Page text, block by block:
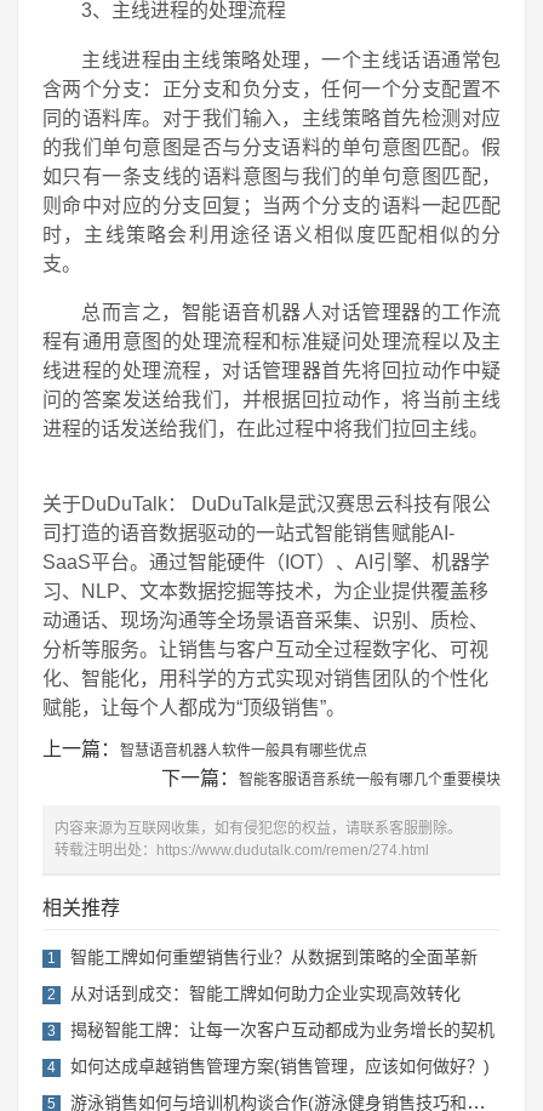
3、主线进程的处理流程
主线进程由主线策略处理，一个主线话语通常包
含两个分支：正分支和负分支，任何一个分支配置不
同的语料库。对于我们输入，主线策略首先检测对应
的我们单句意图是否与分支语料的单句意图匹配。假
如只有一条支线的语料意图与我们的单句意图匹配，
则命中对应的分支回复；当两个分支的语料一起匹配
时，主线策略会利用途径语义相似度匹配相似的分
支。
总而言之，智能语音机器人对话管理器的工作流
程有通用意图的处理流程和标准疑问处理流程以及主
线进程的处理流程，对话管理器首先将回拉动作中疑
问的答案发送给我们，并根据回拉动作，将当前主线
进程的话发送给我们，在此过程中将我们拉回主线。
关于DuDuTalk： DuDuTalk是武汉赛思云科技有限公
司打造的语音数据驱动的一站式智能销售赋能AI-
SaaS平台。通过智能硬件（IOT）、AI引擎、机器学
习、NLP、文本数据挖掘等技术，为企业提供覆盖移
动通话、现场沟通等全场景语音采集、识别、质检、
分析等服务。让销售与客户互动全过程数字化、可视
化、智能化，用科学的方式实现对销售团队的个性化
赋能，让每个人都成为“顶级销售”。
上一篇：
智慧语音机器人软件一般具有哪些优点
下一篇： 智能客服语音系统一般有哪几个重要模块
内容来源为互联网收集，如有侵犯您的权益，请联系客服删除。
转载注明出处：
https://www.dudutalk.com/remen/274.html
相关推荐
1 智能工牌如何重塑销售行业？从数据到策略的全面革新
2 从对话到成交：智能工牌如何助力企业实现高效转化
3 揭秘智能工牌：让每一次客户互动都成为业务增长的契机
4 如何达成卓越销售管理方案(销售管理，应该如何做好？)
5 游泳销售如何与培训机构谈合作(游泳健身销售技巧和话术)